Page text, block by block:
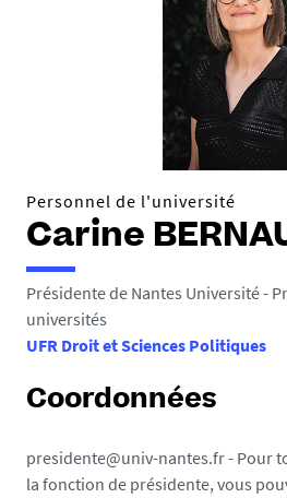
Personnel de l'université
Carine
Présidente de Nantes Université -
universités
UFR Droit et Sciences Politiques
Coordonnées
presidente@univ-nantes.fr - Pour
la fonction de présidente, vous